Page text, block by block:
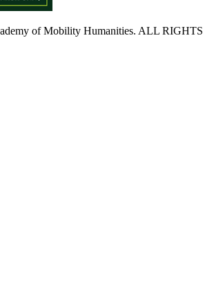
of Mobility Humanities. ALL RIGHTS